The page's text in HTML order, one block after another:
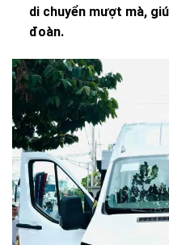
di chuyển mượt mà,
đoàn.